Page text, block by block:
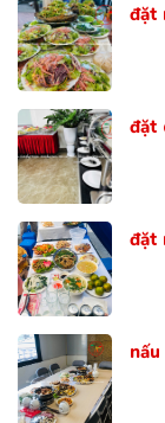
đặt
đặt
đặt